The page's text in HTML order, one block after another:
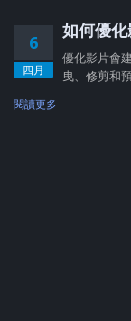
6
四月
如何優
優化影片會
曳、修剪和
閱讀更多